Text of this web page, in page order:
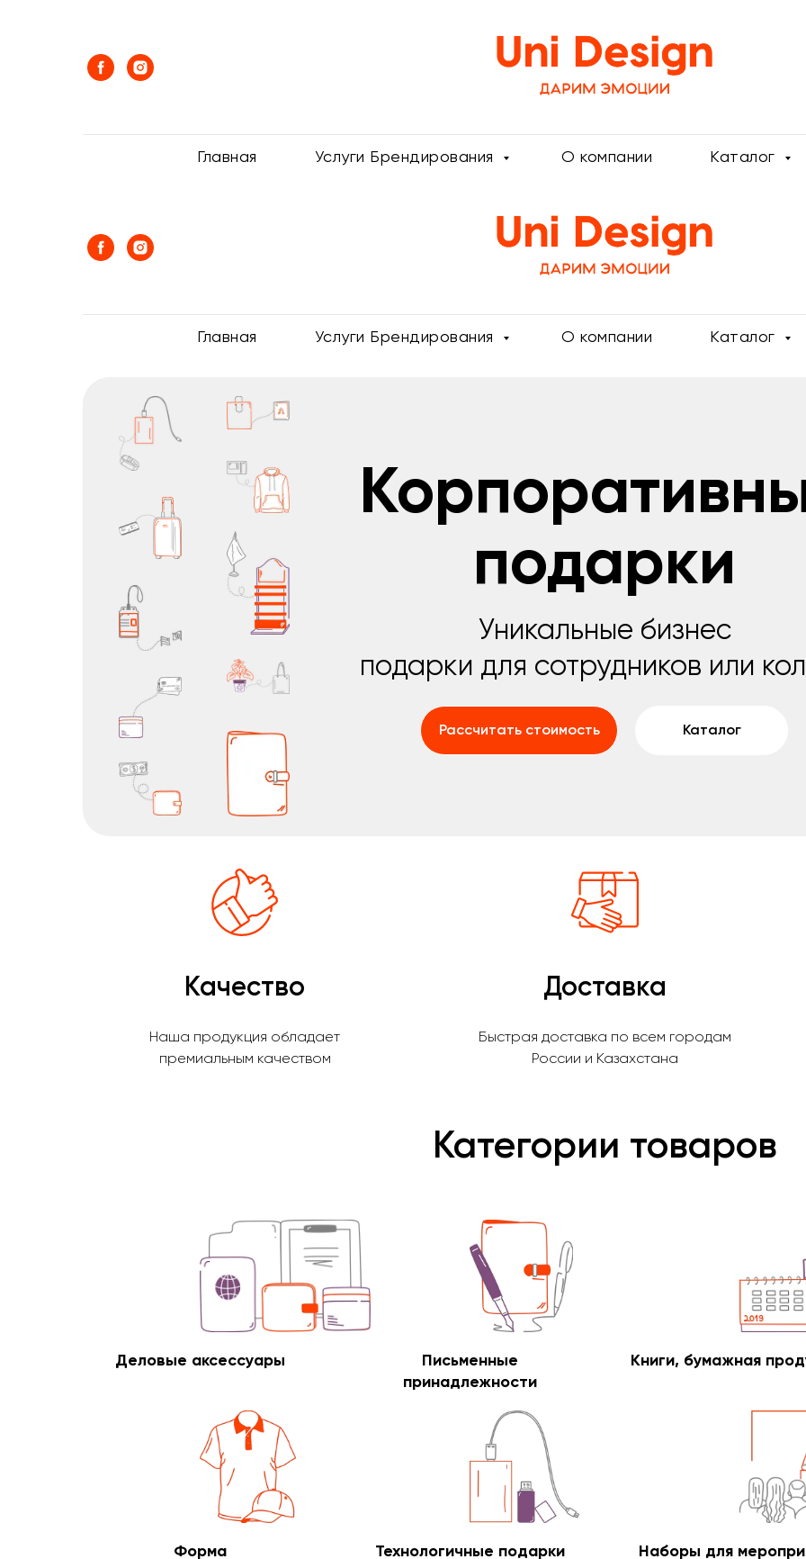
Главная Услуги Брендирования О компании Каталог
Главная Услуги Брендирования О компании Каталог
Каталог
Рассчитать стоимость
Уникальные бизнес
подарки для сотрудников или
подарки
Качество
Наша продукция обладает
премиальным качеством
Доставка
Быстрая доставка по всем городам
России и Казахстана
Категории товаров
Деловые аксессуары
Письменные
принадлежности
Книги, бумажная
Форма Технологичные подарки Наборы для